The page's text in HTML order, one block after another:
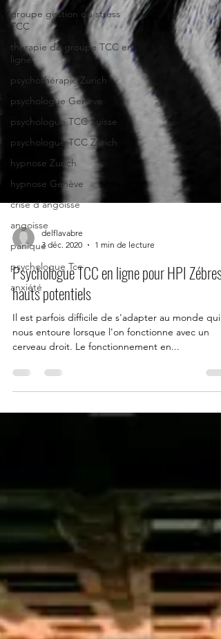
groupe gestion du stress
TCC
thérapie de groupe TCC en
ligne
psychothérapie Zurich
psychologue Genève
psychologue TCC Suisse
psychologue TCC Zurich
hypnose Zurich
hypnose Genève
crise d'angoisse
angoisse
panique
psychologue Tcc
anxiété
3 déc. 2020
1 min de lecture
Psychologue TCC en ligne pour HPI Zébres,
hauts potentiels
Il est parfois difficile de s'adapter au monde qui
cerveau droit. Le fonctionnement en...